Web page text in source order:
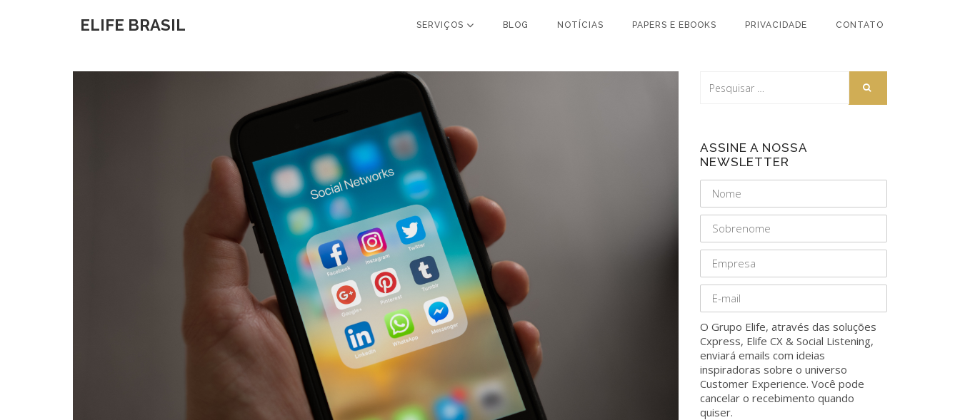
ELIFE BRASIL SERVIÇOS BLOG NOTÍCIAS PAPERS E EBOOKS PRIVACIDADE CONTATO
ASSINE A NOSSA
NEWSLETTER
O Grupo Elife, através das soluções
Cxpress, Elife CX & Social Listening,
enviará emails com ideias
inspiradoras sobre o universo
Customer Experience. Você pode
cancelar o recebimento quando
quiser.